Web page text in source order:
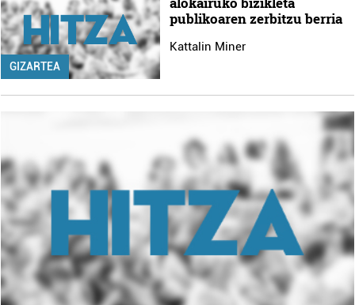
GIZARTEA
publikoaren zerbitzu berria
Kattalin Miner